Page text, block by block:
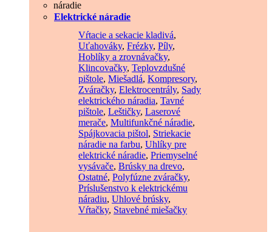
Elektrické náradie
Vŕtacie a sekacie kladivá,
Uťahováky, Frézky, Píly,
Hoblíky a zrovnávačky,
Klincovačky, Teplovzdušné
pištole, Miešadlá, Kompresory,
Zváračky, Elektrocentrály, Sady
elektrického náradia, Tavné
pištole, Leštičky, Laserové
merače, Multifunkčné náradie,
Spájkovacia pištol, Striekacie
náradie na farbu, Uhlíky pre
elektrické náradie, Priemyselné
vysávače, Brúsky na drevo,
Ostatné, Polyfúzne zváračky,
Príslušenstvo k elektrickému
náradiu, Uhlové brúsky,
Vŕtačky, Stavebné miešačky